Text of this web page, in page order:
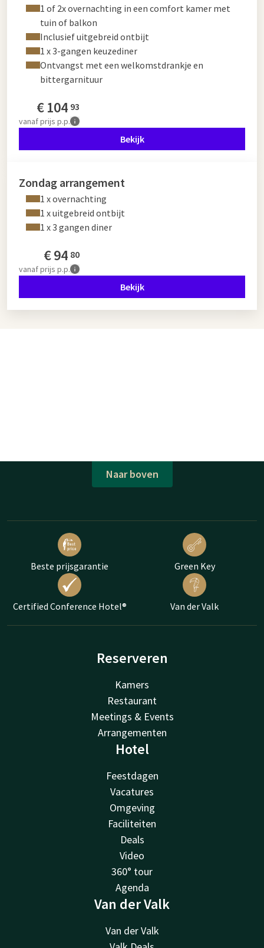
1 of 2x overnachting in een comfort kamer met
tuin of balkon
Inclusief uitgebreid ontbijt
1 x 3-gangen keuzediner
Ontvangst met een welkomstdrankje en
bittergarnituur
€104 93
vanafprijs p.p.
Bekijk
Zondag arrangement
1 x overnachting
1 x uitgebreid ontbijt
1 x 3 gangen diner
€94 80
vanafprijs p.p.
Bekijk
Naar boven
Beste prijsgarantie Green Key
Certified Conference Hotel® Van der Valk
Reserveren
Kamers
Restaurant
Meetings & Events
Arrangementen
Hotel
Feestdagen
Vacatures
Omgeving
Faciliteiten
Deals
Video
360° tour
Agenda
Van der Valk
Van der Valk